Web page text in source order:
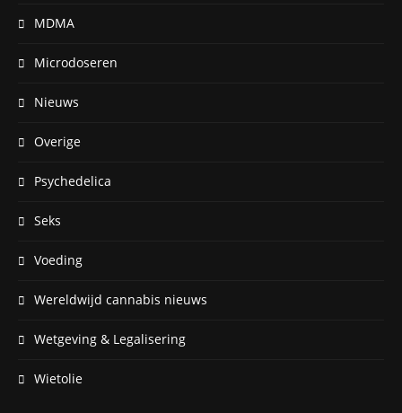
MDMA
Microdoseren
Nieuws
Overige
Psychedelica
Seks
Voeding
Wereldwijd cannabis nieuws
Wetgeving & Legalisering
Wietolie